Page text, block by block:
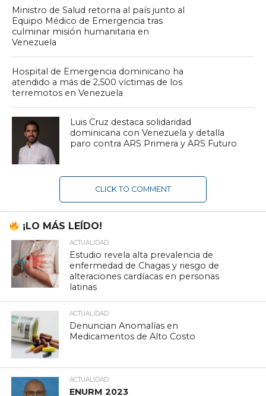
Ministro de Salud retorna al país junto al
Equipo Médico de Emergencia tras
culminar misión humanitaria en
Venezuela
Hospital de Emergencia dominicano ha
atendido a más de 2,500 víctimas de los
terremotos en Venezuela
Luis Cruz destaca solidaridad
dominicana con Venezuela y detalla
paro contra ARS Primera y ARS Futuro
CLICK TO COMMENT
¡LO MÁS LEÍDO!
ACTUALIDAD
Estudio revela alta prevalencia de
enfermedad de Chagas y riesgo de
alteraciones cardíacas en personas
latinas
ACTUALIDAD
Denuncian Anomalías en
Medicamentos de Alto Costo
ACTUALIDAD
ENURM 2023